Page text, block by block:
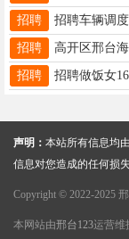
招聘
招聘
招聘
声明： 本站所有信息均
信息对您造成的任何损
Copyright © 2022-2025
本网站由邢台123运营维